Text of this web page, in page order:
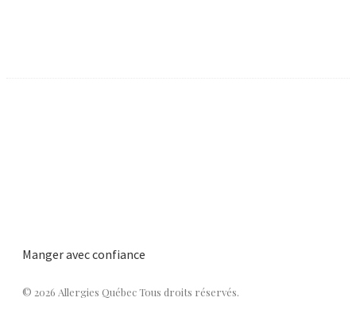
Manger avec confiance
© 2026 Allergies Québec Tous droits réservés.